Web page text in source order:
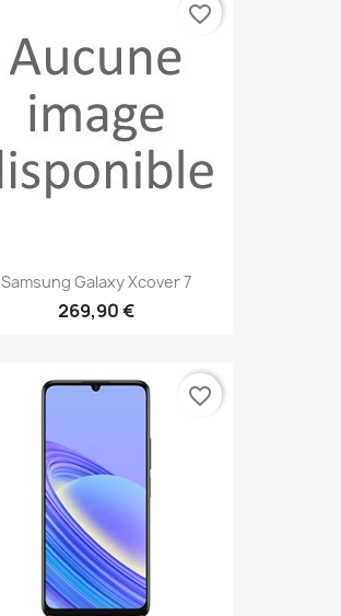
Samsung Galaxy Xcover 7
269,90 €
favorite_border
favorite_border